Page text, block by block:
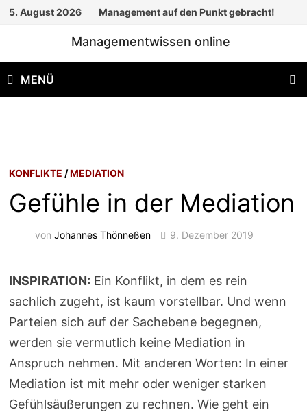
Zum
5. August 2026 Management auf den Punkt gebracht!
Managementwissen online
MENÜ
KONFLIKTE /MEDIATION
Gefühle in der Mediation
vonJohannes Thönneßen 9. Dezember 2019
INSPIRATION: Ein Konflikt, in dem es rein
sachlich zugeht, ist kaum vorstellbar. Und wenn
Parteien sich auf der Sachebene begegnen,
werden sie vermutlich keine Mediation in
Anspruch nehmen. Mit anderen Worten: In einer
Mediation ist mit mehr oder weniger starken
Gefühlsäußerungen zu rechnen. Wie geht ein